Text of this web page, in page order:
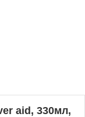
aid, 330мл,